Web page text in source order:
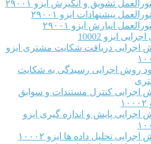
تشویق و انگیزش ایزو ۲۹۰۰۱
پیشنهادات ایزو ۲۹۰۰۱
انبارش ایزو ۲۹۰۰۱
ایزو 10002
اجرایی دریافت شکایت مشتری ایزو
روش اجرایی رسیدگی به شکایت
اجرایی کنترل مستندات و سوابق
اجرایی پایش و اندازه گیری ایزو
تحلیل داده ها ایزو ۱۰۰۰۲